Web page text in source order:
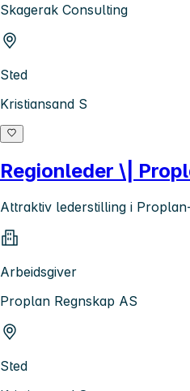
Skagerak Consulting
Sted
Kristiansand S
Regionleder \|
Attraktiv lederstilling i
Arbeidsgiver
Proplan Regnskap AS
Sted